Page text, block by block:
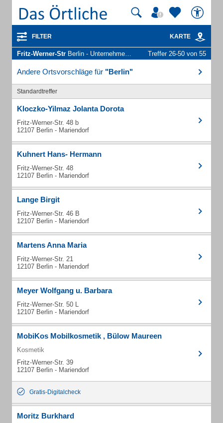
FILTER KARTE
Fritz-Werner-Str Berlin - Unternehmen und Personen Treffer 26-50 von 55
Andere Ortsvorschläge für "Berlin"
Standardtreffer
Kloczko-Yilmaz Jolanta Dorota
Fritz-Werner-Str. 48 b
12107 Berlin - Mariendorf
Kuhnert Hans- Hermann
Fritz-Werner-Str. 48
12107 Berlin - Mariendorf
Lange Birgit
Fritz-Werner-Str. 46 B
12107 Berlin - Mariendorf
Martens Anna Maria
Fritz-Werner-Str. 21
12107 Berlin - Mariendorf
Meyer Wolfgang u. Barbara
Fritz-Werner-Str. 50 L
12107 Berlin - Mariendorf
MobiKos Mobilkosmetik , Bülow Maureen
Kosmetik
Fritz-Werner-Str. 39
12107 Berlin - Mariendorf
Gratis-Digitalcheck
Moritz Burkhard